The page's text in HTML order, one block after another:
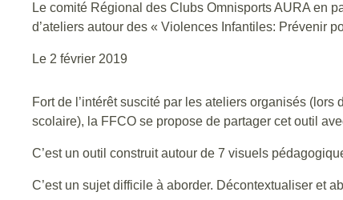
Le comité Régional des Clubs Omnisports AURA en
d’ateliers autour des « Violences Infantiles: Prévenir
Le 2 février 2019
Fort de l’intérêt suscité par les ateliers organisés
scolaire), la FFCO se propose de partager cet outil
C’est un outil construit autour de 7 visuels
C’est un sujet difficile à aborder. Décontextualiser et